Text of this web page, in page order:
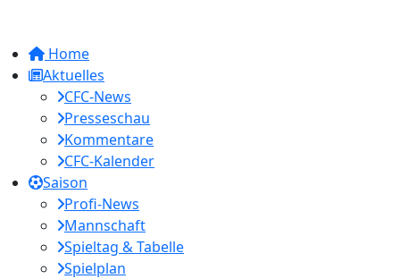
Home
Aktuelles
CFC-News
Presseschau
Kommentare
CFC-Kalender
Saison
Profi-News
Mannschaft
Spieltag & Tabelle
Spielplan